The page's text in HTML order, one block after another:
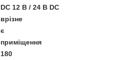
DC 12 В / 24 В DC
врізне
є
приміщення
180